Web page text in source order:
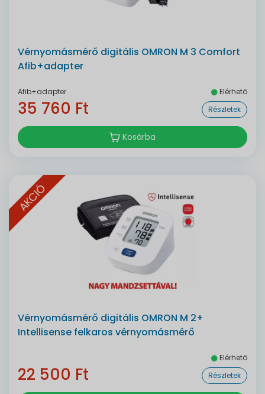
Vérnyomásmérő digitális OMRON M 3 Comfort
Afib+adapter
Afib+adapter Elérhető
35 760 Ft Részletek
Kosárba
AKCIÓ
Vérnyomásmérő digitális OMRON M 2+
Intellisense felkaros vérnyomásmérő
Elérhető
22 500 Ft Részletek